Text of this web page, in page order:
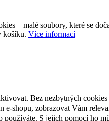
– malé soubory, které se
košíku. Více informací
Bez nezbytných
e-shopu, zobrazovat Vám
S jejich pomocí ho